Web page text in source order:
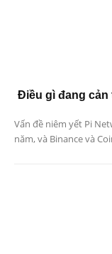
Điều gì đang cản
Vấn đề niêm yết Pi
năm, và Binance và